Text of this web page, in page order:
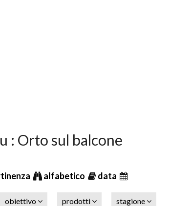
: Orto sul balcone
alfabetico data
obiettivo prodotti stagione